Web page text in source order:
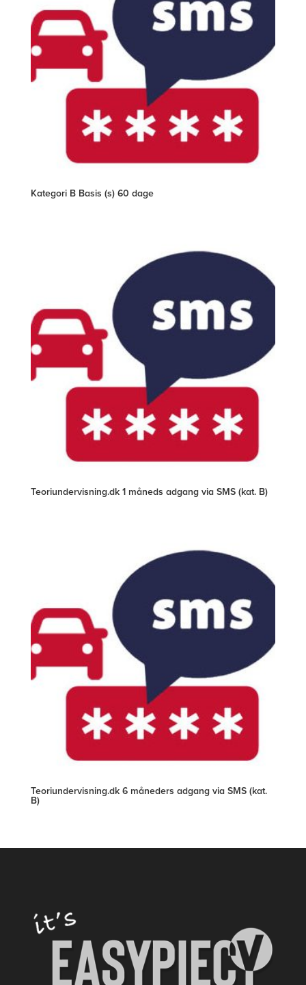
Kategori B Basis (s) 60 dage
Teoriundervisning.dk 1 måneds adgang via SMS (kat. B)
Teoriundervisning.dk 6 måneders adgang via SMS (kat.
B)